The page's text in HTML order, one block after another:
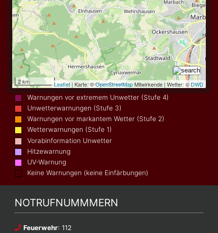
Warnungen vor extremem Unwetter (Stufe 4)
Unwetterwarnungen (Stufe 3)
Warnungen vor markantem Wetter (Stufe 2)
Wetterwarnungen (Stufe 1)
Vorabinformation Unwetter
Hitzewarnung
UV-Warnung
Keine Warnungen (keine Einfärbungen)
NOTRUFNUMMMERN
Feuerwehr: 112